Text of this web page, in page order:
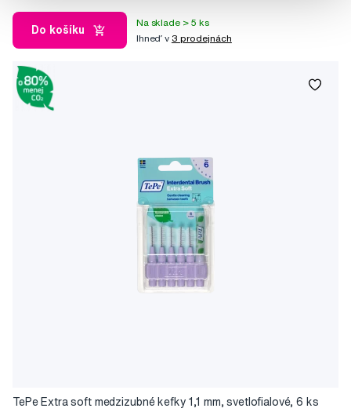
Do košíku
Na sklade > 5 ks
Ihneď v 3 prodejnách
TePe Extra soft medzizubné kefky 1,1 mm, svetlofialové, 6 ks